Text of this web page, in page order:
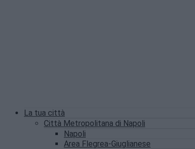
La tua città
Città Metropolitana di Napoli
Napoli
Area Flegrea-Giuglianese